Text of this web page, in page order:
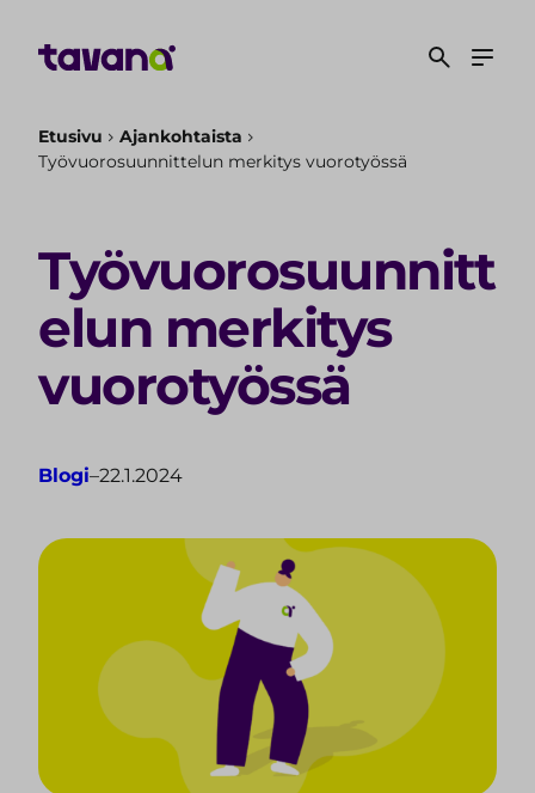
Etusivu
Ajankohtaista
Työvuorosuunnittelun merkitys vuorotyössä
Työvuorosuunnitt
elun merkitys
vuorotyössä
Blogi–22.1.2024